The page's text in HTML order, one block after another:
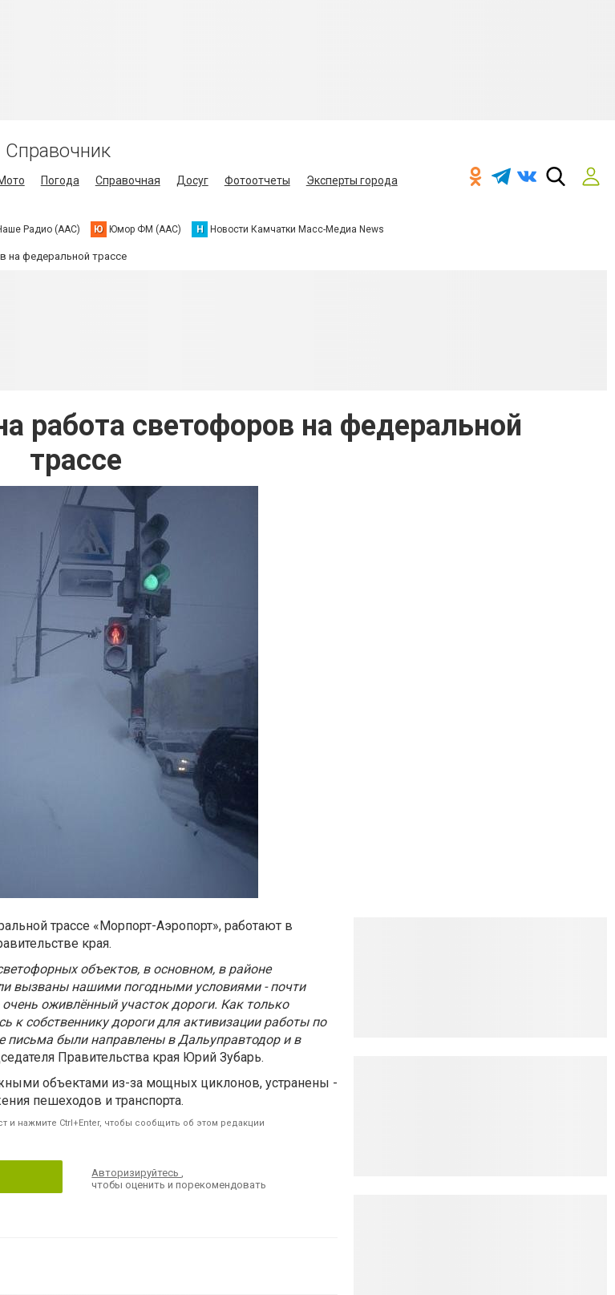
Справочник
Погода Справочная Досуг Фотоотчеты
Эксперты города
Радио (AAC) Ю Юмор ФМ (AAC) Н Новости Камчатки Масс-Медиа News
на федеральной трассе
работа светофоров на федеральной
трассе
трассе «Морпорт-Аэропорт», работают в
края.
объектов, в основном, в районе
вызваны нашими погодными условиями - почти
оживлённый участок дороги. Как только
собственнику дороги для активизации работы по
письма были направлены в Дальуправтодор и в
Правительства края Юрий Зубарь.
объектами из-за мощных циклонов, устранены -
пешеходов и транспорта.
и нажмите Ctrl+Enter, чтобы сообщить об этом редакции
Авторизируйтесь,
чтобы оценить и порекомендовать